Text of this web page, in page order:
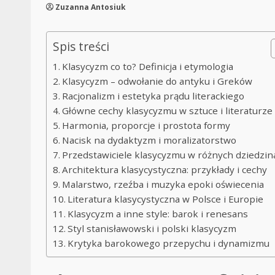
Zuzanna Antosiuk
Spis treści
Klasycyzm co to? Definicja i etymologia
Klasycyzm – odwołanie do antyku i Greków
Racjonalizm i estetyka prądu literackiego
Główne cechy klasycyzmu w sztuce i literaturze
Harmonia, proporcje i prostota formy
Nacisk na dydaktyzm i moralizatorstwo
Przedstawiciele klasycyzmu w różnych
Architektura klasycystyczna: przykłady i cechy
Malarstwo, rzeźba i muzyka epoki oświecenia
Literatura klasycystyczna w Polsce i Europie
Klasycyzm a inne style: barok i renesans
Styl stanisławowski i polski klasycyzm
Krytyka barokowego przepychu i dynamizmu